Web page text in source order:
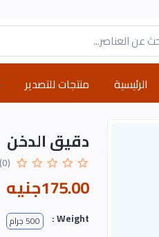
الرئيسية منتجات للتصدير
دقيق الدخن
(0)
175.00جنيه
Weight : 500 جرام